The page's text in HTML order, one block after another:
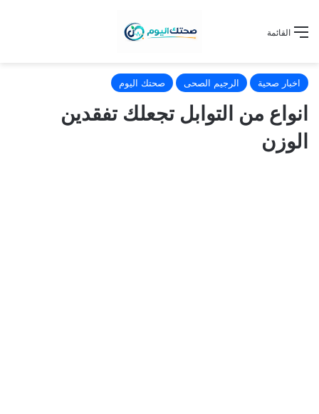
القائمة
اخبار صحية الرجيم الصحى صحتك اليوم
انواع من التوابل تجعلك تفقدين
الوزن